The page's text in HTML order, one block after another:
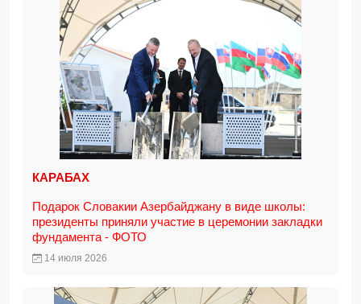
КАРАБАХ
Подарок Словакии Азербайджану в виде школы:
президенты приняли участие в церемонии закладки
фундамента - ФОТО
14 июля 2026